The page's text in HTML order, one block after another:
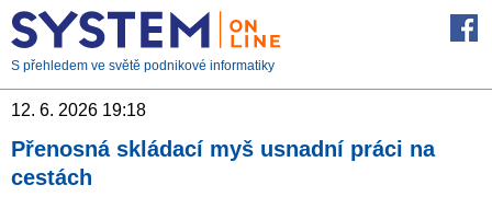
S přehledem ve světě podnikové informatiky
12. 6. 2026 19:18
Přenosná skládací myš usnadní práci na
cestách